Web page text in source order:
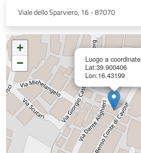
Viale dello Sparviero, 16 - 87070
Luogo a coordinate
Lat:39.900406
Lon:16.43199
+
−